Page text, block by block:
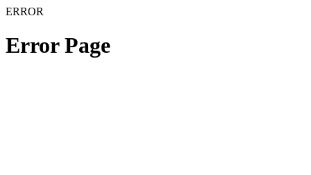
ERROR
Error Page